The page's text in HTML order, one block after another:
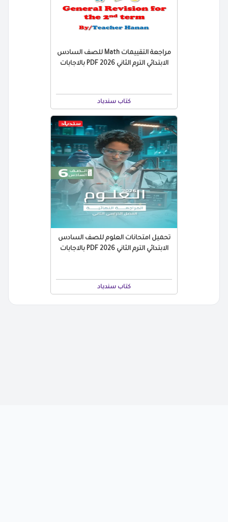
مراجعة التقييمات Math للصف السادس
الابتدائي الترم الثاني 2026 PDF بالاجابات
كتاب سندباد
تحميل امتحانات العلوم للصف السادس
الابتدائي الترم الثاني 2026 PDF بالاجابات
كتاب سندباد